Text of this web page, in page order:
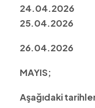
24.04.2026
25.04.2026
26.04.2026
Aşağıdaki